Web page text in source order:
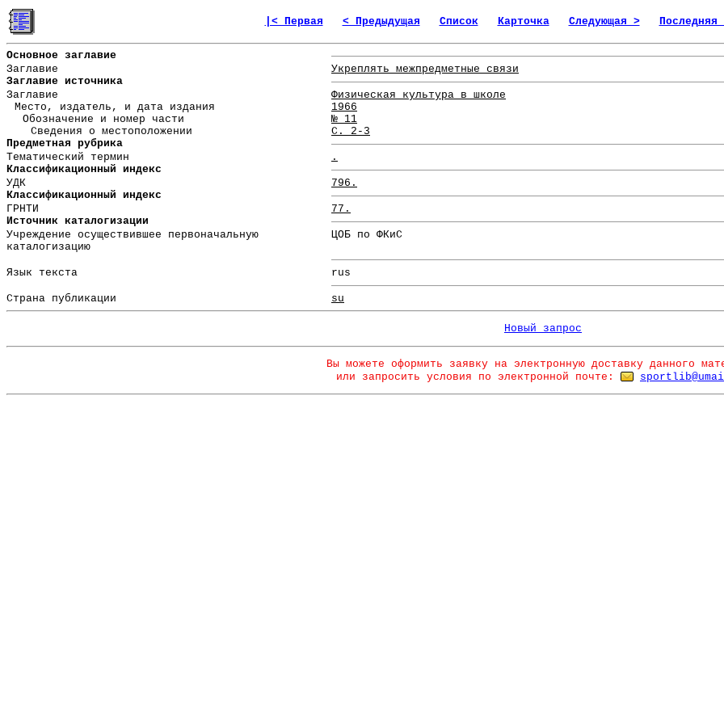
|< Первая < Предыдущая Список Карточка Следующая > Последняя
Основное заглавие
Заглавие
Укреплять межпредметные связи
Заглавие источника
Заглавие
Физическая культура в школе
Место, издатель, и дата издания
1966
Обозначение и номер части
№ 11
Сведения о местоположении
С. 2-3
Предметная рубрика
Тематический термин
.
Классификационный индекс
УДК
796.
Классификационный индекс
ГРНТИ
77.
Источник каталогизации
Учреждение осуществившее первоначальную
каталогизацию
ЦОБ по ФКиС
Язык текста rus
Страна публикации su
Новый запрос
Вы можете оформить заявку на электронную доставку данного
или запросить условия по электронной почте: